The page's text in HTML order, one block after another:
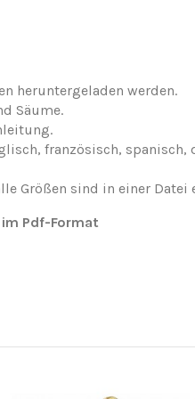
heruntergeladen werden.
Säume.
französisch,
Größen sind in einer Datei
Pdf-Format